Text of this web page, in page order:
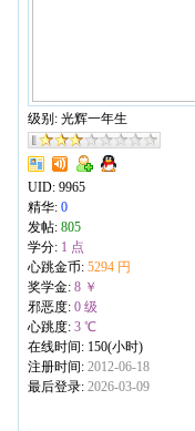
级别: 光辉一年生
UID: 9965
精华: 0
发帖: 805
学分: 1 点
心跳金币: 5294 円
奖学金: 8 ￥
邪恶度: 0 级
心跳度: 3 ℃
在线时间: 150(小时)
注册时间: 2012-06-18
最后登录: 2026-03-09